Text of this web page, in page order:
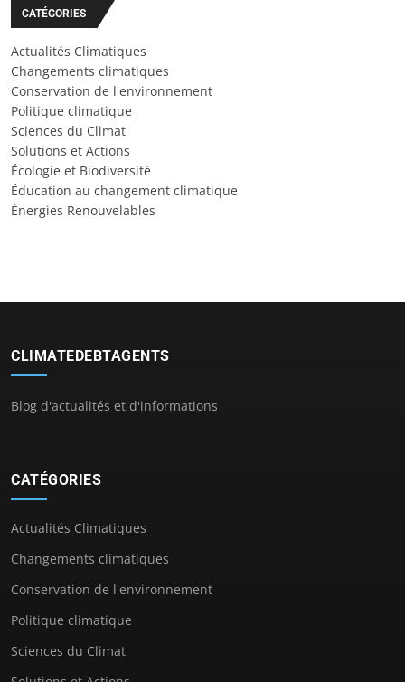
CATÉGORIES
Actualités Climatiques
Changements climatiques
Conservation de l'environnement
Politique climatique
Sciences du Climat
Solutions et Actions
Écologie et Biodiversité
Éducation au changement climatique
Énergies Renouvelables
CLIMATEDEBTAGENTS
Blog d'actualités et d'informations
CATÉGORIES
Actualités Climatiques
Changements climatiques
Conservation de l'environnement
Politique climatique
Sciences du Climat